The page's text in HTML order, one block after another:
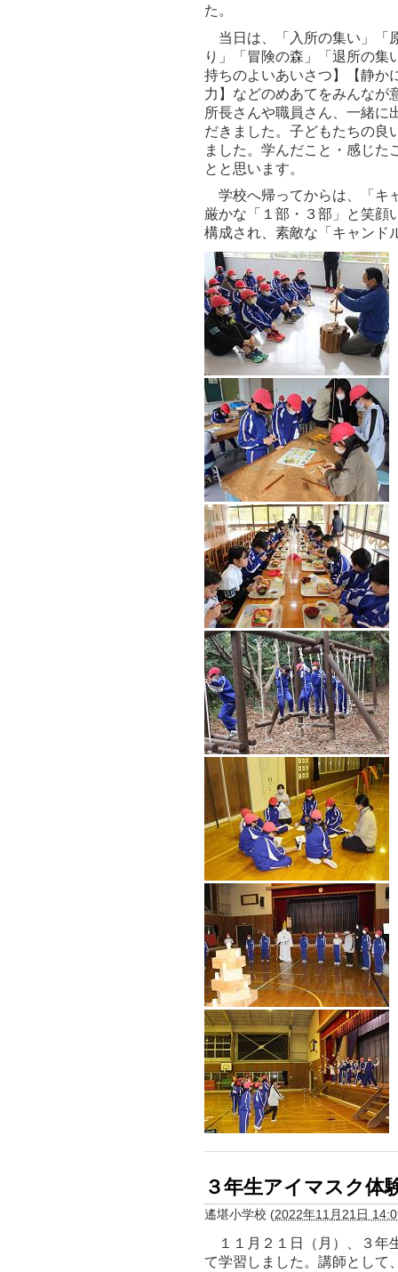
た。
当日は、「入所の集い」「
り」「冒険の森」「退所の集
持ちのよいあいさつ】【静か
力】などのめあてをみんなが
所長さんや職員さん、一緒に
だきました。子どもたちの良
ました。学んだこと・感じた
とと思います。
学校へ帰ってからは、「キ
厳かな「１部・３部」と笑顔
構成され、素敵な「キャンド
３年生アイマスク体
遙堪小学校 (2022年11月21日
１１月２１日（月）、３年
て学習しました。講師として